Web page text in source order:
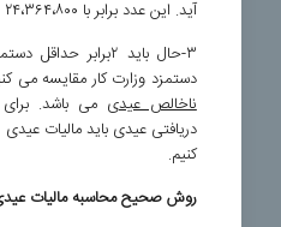
آید. این عدد برابر با ۲۴،۳۶۴،۸۰۰ ریال می باشد.
دستمزد وزارت کار مقایسه می
ناخالص عیدی می باشد.
دریافتی عیدی باید مالیات
کنیم.
روش صحیح محاسبه مالیات